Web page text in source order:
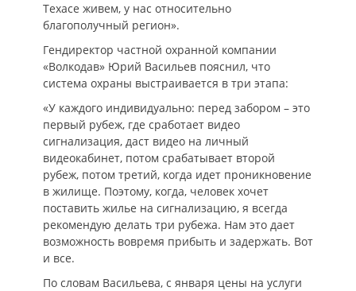
Техасе живем, у нас относительно
благополучный регион».
Гендиректор частной охранной компании
«Волкодав» Юрий Васильев пояснил, что
система охраны выстраивается в три этапа:
«У каждого индивидуально: перед забором – это
первый рубеж, где сработает видео
сигнализация, даст видео на личный
видеокабинет, потом срабатывает второй
рубеж, потом третий, когда идет проникновение
в жилище. Поэтому, когда, человек хочет
поставить жилье на сигнализацию, я всегда
рекомендую делать три рубежа. Нам это дает
возможность вовремя прибыть и задержать. Вот
и все.
По словам Васильева, с января цены на услуги